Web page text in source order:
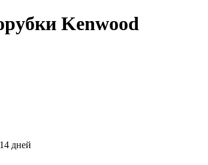
Kenwood
14 дней